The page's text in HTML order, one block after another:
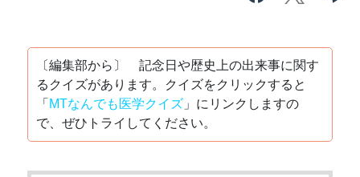
〔編集部から〕 記念日や歴史上の出来事に関す
るクイズがあります。クイズをクリックすると
「 MTなんでも医学クイズ 」にリンクしますの
で、ぜひトライしてください。